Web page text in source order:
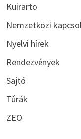
Kuirarto
Nemzetközi
Nyelvi hírek
Rendezvények
Sajtó
Túrák
ZEO